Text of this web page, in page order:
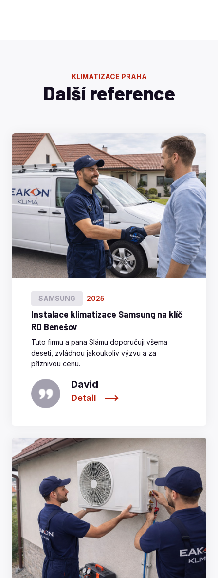
KLIMATIZACE PRAHA
Další reference
SAMSUNG 2025
Instalace klimatizace Samsung na klíč
RD Benešov
Tuto firmu a pana Slámu doporučuji všema
deseti, zvládnou jakoukoliv výzvu a za
příznivou cenu.
David
Detail